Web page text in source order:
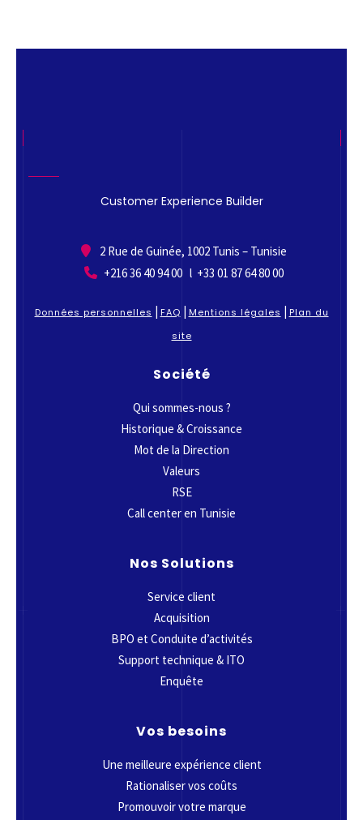
Customer Experience Builder
2 Rue de Guinée, 1002 Tunis – Tunisie
+216 36 40 94 00 l +33 01 87 64 80 00
Données personnelles | FAQ | Mentions légales | Plan du
site
Société
Qui sommes-nous ?
Historique & Croissance
Mot de la Direction
Valeurs
RSE
Call center en Tunisie
Nos Solutions
Service client
Acquisition
BPO et Conduite d’activités
Support technique & ITO
Enquête
Vos besoins
Une meilleure expérience client
Rationaliser vos coûts
Promouvoir votre marque